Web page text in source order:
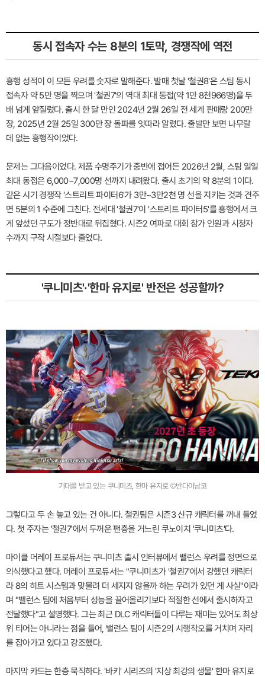
동시 접속자 수는 8분의 1토막, 경쟁작에 역전
흥행 성적이 이 모든 우려를 숫자로 말해준다. 발매 첫날 '철권8'은 스팀 동시
접속자 약 5만 명을 찍으며 '철권7'의 역대 최대 동접(약 1만 8천966명)을 두
배 넘게 앞질렀다. 출시 한 달 만인 2024년 2월 26일 전 세계 판매량 200만
장, 2025년 2월 25일 300만 장 돌파를 잇따라 알렸다. 출발만 보면 나무랄
데 없는 흥행작이었다.
문제는 그다음이었다. 제품 수명주기가 중반에 접어든 2026년 2월, 스팀 일일
최대 동접은 6,000~7,000명 선까지 내려왔다. 출시 초기의 약 8분의 1이다.
같은 시기 경쟁작 '스트리트 파이터6'가 3만~3만2천 명 선을 지키는 것과 견주
면 5분의 1 수준에 그친다. 전세대 '철권7'이 '스트리트 파이터5'를 흥행에서 크
게 앞섰던 구도가 정반대로 뒤집혔다. 시즌2 여파로 대회 참가 인원과 시청자
수까지 구작 시절보다 줄었다.
'쿠니미츠'·'한마 유지로' 반전은 성공할까?
기대를 받고 있는 쿠니미츠, 한마 유지로 ©반다이남코
그렇다고 두 손 놓고 있는 건 아니다. 철권팀은 시즌3 신규 캐릭터를 꺼내 들었
다. 첫 주자는 '철권7'에서 두꺼운 팬층을 거느린 쿠노이치 '쿠니미츠'다.
마이클 머레이 프로듀서는 쿠니미츠 출시 인터뷰에서 밸런스 우려를 정면으로
의식했다고 했다. 머레이 프로듀서는 "쿠니미츠가 '철권7'에서 강했던 캐릭터
라 8의 히트 시스템과 맞물려 더 세지지 않을까 하는 우려가 있던 게 사실"이라
며 "밸런스 팀에 처음부터 성능을 끌어올리기보다 적절한 선에서 출시하자고
전달했다"고 설명했다. 그는 최근 DLC 캐릭터들이 다루는 재미는 있어도 최상
위 티어는 아니라는 점을 들어, 밸런스 팀이 시즌2의 시행착오를 거치며 자리
를 잡아가고 있다고 강조했다.
마지막 카드는 한층 묵직하다. '바키' 시리즈의 '지상 최강의 생물' 한마 유지로